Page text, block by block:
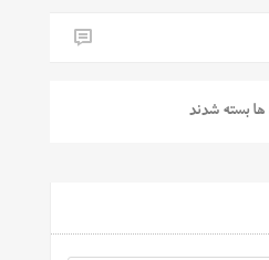
ها بسته شدند